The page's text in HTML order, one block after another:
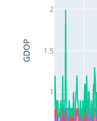
1
1.5
2
GDOP